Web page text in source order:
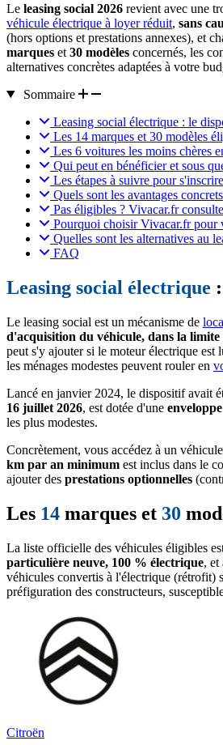
Le leasing social 2026 revient avec une
véhicule électrique à loyer réduit, sans
(hors options et prestations annexes), et
marques et 30 modèles concernés, les
alternatives concrètes adaptées à votre
Sommaire
Leasing social électrique : le
Les 14 marques et 30 modèles
Les 6 voitures les moins chères
Qui peut en bénéficier et sous
Les étapes à suivre pour
Quels sont les avantages
Pas éligibles ? Vivacar.fr
Pourquoi choisir Vivacar.fr pour
Quelles sont les alternatives au
FAQ
Leasing social électrique
Le leasing social est un mécanisme de
d'acquisition du véhicule, dans la limite
peut s'y ajouter si le moteur électrique
les ménages modestes peuvent rouler en
Lancé en janvier 2024, le dispositif avait
16 juillet 2026, est dotée d'une
les plus modestes.
Concrètement, vous accédez à un
km par an minimum est inclus dans le
ajouter des prestations optionnelles
Les 14 marques et 30
La liste officielle des véhicules éligibles
particulière neuve, 100 % électrique, et
véhicules convertis à l'électrique (rétrofit)
préfiguration des constructeurs,
Citroën